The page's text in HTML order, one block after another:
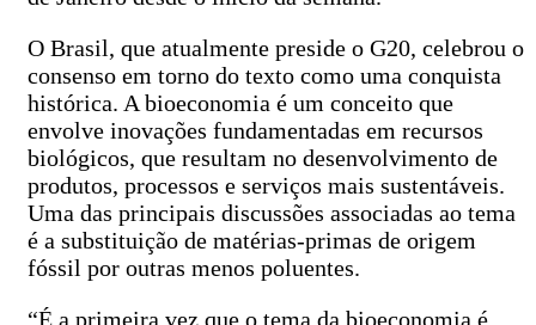
O Brasil, que atualmente preside o G20, celebrou o
consenso em torno do texto como uma conquista
histórica. A bioeconomia é um conceito que
envolve inovações fundamentadas em recursos
biológicos, que resultam no desenvolvimento de
produtos, processos e serviços mais sustentáveis.
Uma das principais discussões associadas ao tema
é a substituição de matérias-primas de origem
fóssil por outras menos poluentes.
“É a primeira vez que o tema da bioeconomia é